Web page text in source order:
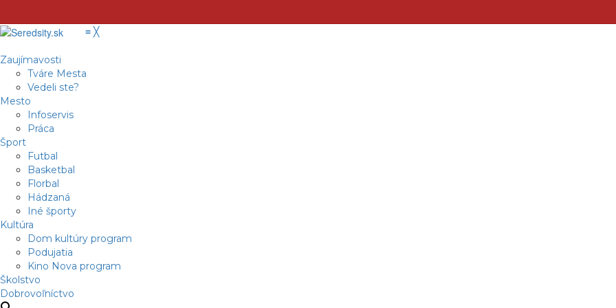
≡ ╳
Zaujímavosti
Tváre Mesta
Vedeli ste?
Mesto
Infoservis
Práca
Šport
Futbal
Basketbal
Florbal
Hádzaná
Iné športy
Kultúra
Dom kultúry program
Podujatia
Kino Nova program
Školstvo
Dobrovoľníctvo